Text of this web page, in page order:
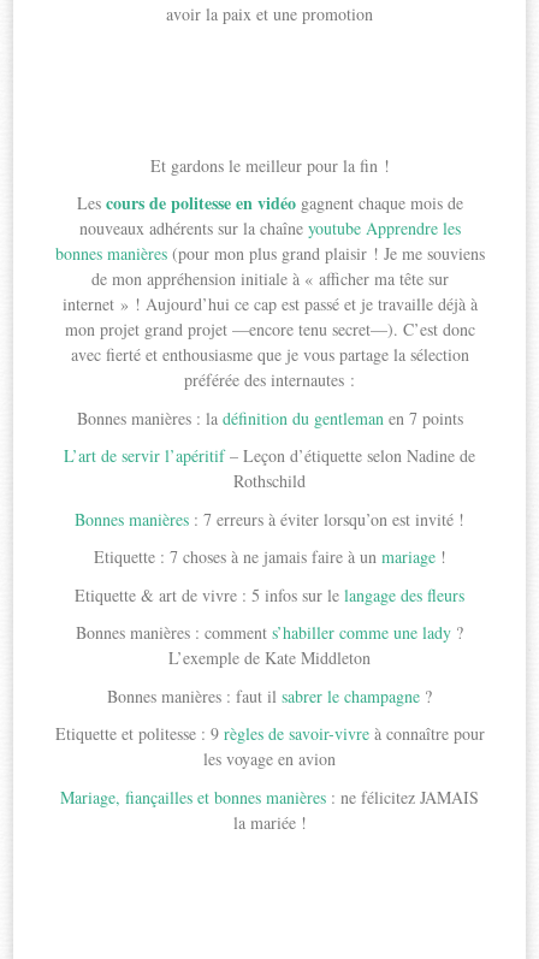
avoir la paix et une promotion
Et gardons le meilleur pour la fin !
Les cours de politesse en vidéogagnent chaque mois de
nouveaux adhérents sur la chaîne youtube Apprendre les
bonnes manières(pour mon plus grand plaisir ! Je me souviens
de mon appréhension initiale à « afficher ma tête sur
internet » ! Aujourd’hui ce cap est passé et je travaille déjà à
mon projet grand projet —encore tenu secret—). C’est donc
avec fierté et enthousiasme que je vous partage la sélection
préférée des internautes :
Bonnes manières : la définition du gentleman en 7 points
L’art de servir l’apéritif– Leçon d’étiquette selon Nadine de
Rothschild
Bonnes manières : 7 erreurs à éviter lorsqu’on est invité !
Etiquette : 7 choses à ne jamais faire à un mariage!
Etiquette & art de vivre : 5 infos sur le langage des fleurs
Bonnes manières : comment s’habiller comme une lady ?
L’exemple de Kate Middleton
Bonnes manières : faut il sabrer le champagne ?
Etiquette et politesse : 9 règles de savoir-vivreà connaître pour
les voyage en avion
Mariage, fiançailles et bonnes manières : ne félicitez JAMAIS
la mariée !